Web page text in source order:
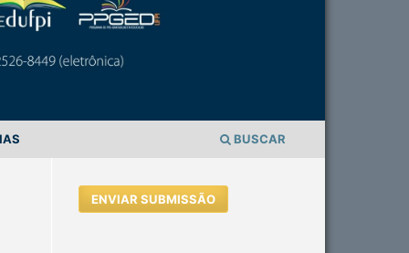
BUSCAR
ENVIAR SUBMISSÃO